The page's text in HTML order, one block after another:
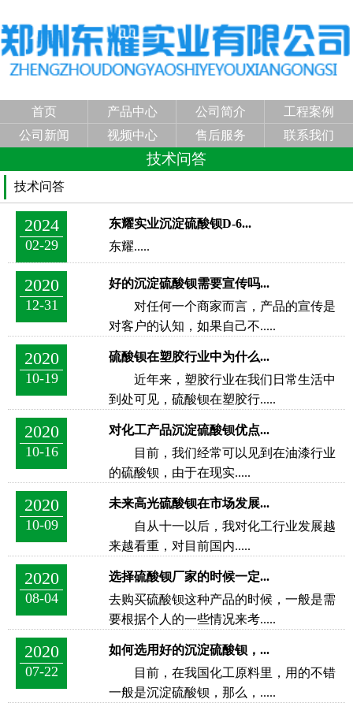
首页 产品中心 公司简介
工程案例
公司新闻
视频中心 售后服务 联系我们
技术问答
技术问答
2024
02-29
东耀实业沉淀硫酸钡D-6...
东耀.....
2020
12-31
好的沉淀硫酸钡需要宣传吗...
对任何一个商家而言，产品的宣传是
对客户的认知，如果自己不.....
2020
10-19
硫酸钡在塑胶行业中为什么...
近年来，塑胶行业在我们日常生活中
到处可见，硫酸钡在塑胶行.....
2020
10-16
对化工产品沉淀硫酸钡优点...
目前，我们经常可以见到在油漆行业
的硫酸钡，由于在现实.....
2020
10-09
未来高光硫酸钡在市场发展...
自从十一以后，我对化工行业发展越
来越看重，对目前国内.....
2020
08-04
选择硫酸钡厂家的时候一定...
去购买硫酸钡这种产品的时候，一般是需
要根据个人的一些情况来考.....
2020
07-22
如何选用好的沉淀硫酸钡，...
目前，在我国化工原料里，用的不错
一般是沉淀硫酸钡，那么，.....